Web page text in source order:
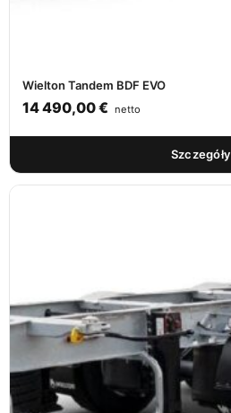
Wielton Tandem BDF EVO
14 490,00€ netto
Szczegóły